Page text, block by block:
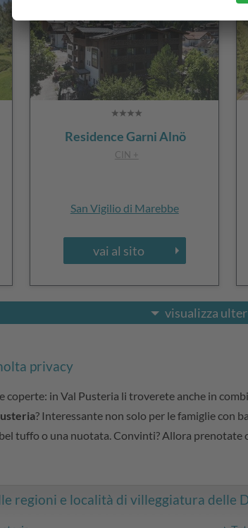
Residence Garni Alnö
CIN +
San Vigilio di Marebbe
vai al sito
visualizza
privacy
coperte: in Val Pusteria li troverete anche in
? Interessante non solo per le famiglie con
tuffo o una nuotata. Convinti? Allora prenotate
regioni e località di villeggiatura delle